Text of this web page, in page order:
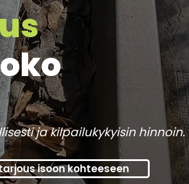
ja kilpailukykyisin hinnoin.
isoon kohteeseen